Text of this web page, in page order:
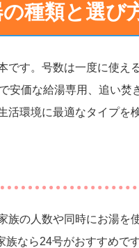
種類と選び
です。号数は一度に使え
安価な給湯専用、追い
環境に最適なタイプを
の人数や同時にお湯を
なら24号がおすすめで